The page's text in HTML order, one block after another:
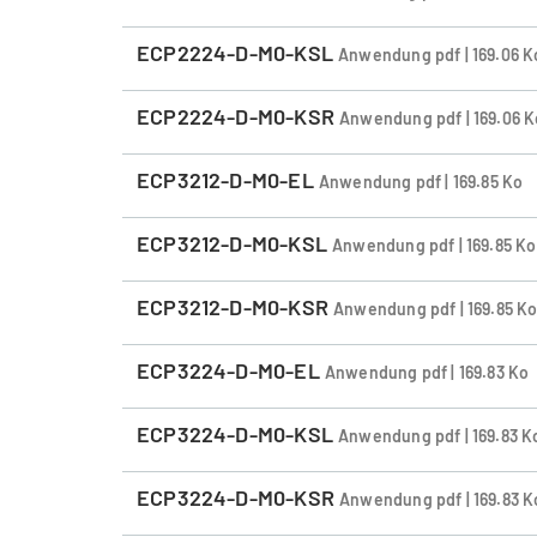
ECP2224-D-M0-KSLAnwendung pdf | 169.06
ECP2224-D-M0-KSRAnwendung pdf | 169.06
ECP3212-D-M0-EL Anwendung pdf | 169.85 Ko
ECP3212-D-M0-KSLAnwendung pdf | 169.85 Ko
ECP3212-D-M0-KSRAnwendung pdf | 169.85 Ko
ECP3224-D-M0-EL Anwendung pdf | 169.83 Ko
ECP3224-D-M0-KSLAnwendung pdf | 169.83
ECP3224-D-M0-KSRAnwendung pdf | 169.83